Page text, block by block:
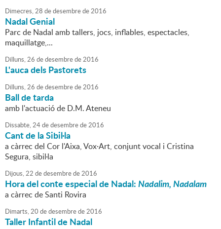
Dimecres,28 dedesembrede2016
Nadal Genial
Parc de Nadal amb tallers, jocs, inflables, espectacles,
maquillatge,...
Dilluns,26 dedesembrede2016
L'auca dels Pastorets
Dilluns,26 dedesembrede2016
Ball de tarda
amb l'actuació de D.M. Ateneu
Dissabte,24dedesembrede2016
Cant de la Sibil·la
a càrrec del Cor l'Aixa, Vox·Art, conjunt vocal i Cristina
Segura, sibil·la
Dijous,22 dedesembrede2016
Hora del conte especial de Nadal:Nadalim, Nadalam
a càrrec de Santi Rovira
Dimarts,20 dedesembrede2016
Taller Infantil de Nadal